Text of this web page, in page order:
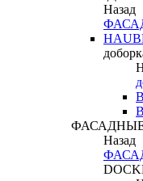
Назад
Назад